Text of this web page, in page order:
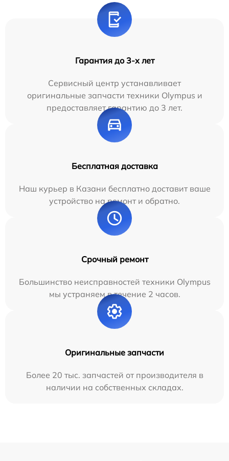
Гарантия до 3-х лет
Сервисный центр устанавливает
оригинальные запчасти техники Olympus и
предоставляет гарантию до 3 лет.
Бесплатная доставка
Наш курьер в Казани бесплатно доставит ваше
устройство на ремонт и обратно.
Срочный ремонт
Большинство неисправностей техники Olympus
мы устраняем в течение 2 часов.
Оригинальные запчасти
Более 20 тыс. запчастей от производителя в
наличии на собственных складах.